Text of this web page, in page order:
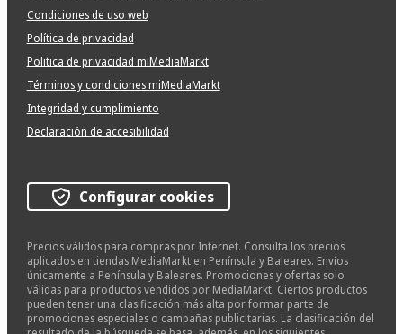
Condiciones de uso web
Política de privacidad
Politica de privacidad miMediaMarkt
Términos y condiciones miMediaMarkt
Integridad y cumplimiento
Declaración de accesibilidad
Configurar cookies
Precios válidos para compras por Internet. Consulta los precios
aplicados en tiendas MediaMarkt en Península y Baleares. Envíos
únicamente a Península y Baleares. Promociones y ofertas solo
válidas para productos vendidos por MediaMarkt. Ciertos productos
pueden tener una clasificación más alta por formar parte de
promociones especiales o campañas publicitarias. La clasificación del